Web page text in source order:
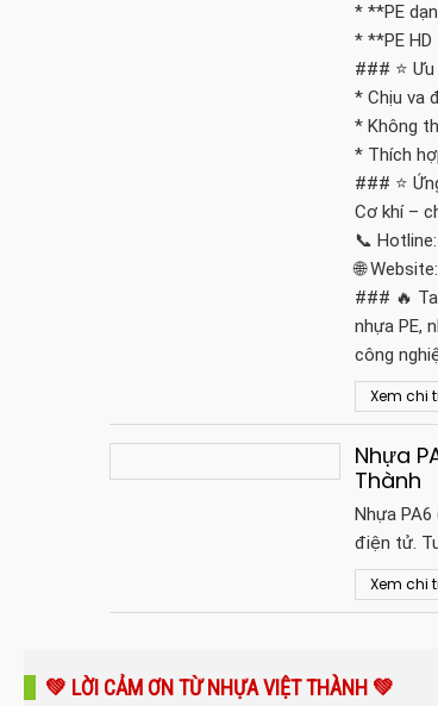
* **PE
* **PE HD
### ⭐
* Chịu va
* Không
* Thích
### ⭐
Cơ khí –
📞
🌐
### 🔥
nhựa PE,
công
Xem chi
Nhựa
Thành
Nhựa
điện tử.
Xem chi
💚 LỜI CẢM ƠN TỪ NHỰA VIỆT THÀNH 💚